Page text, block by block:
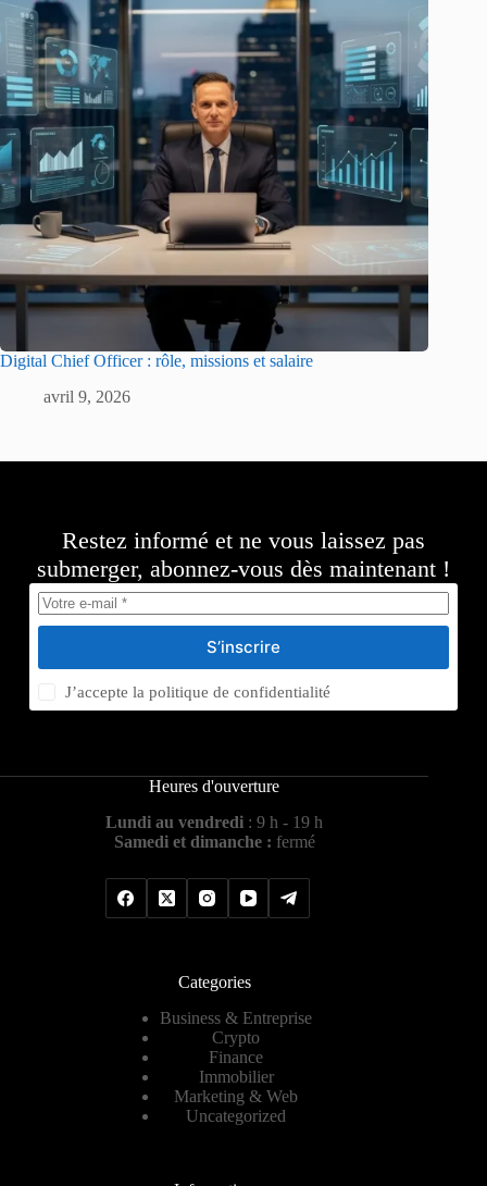
Digital Chief Officer : rôle, missions et salaire
avril 9, 2026
Restez informé et ne vous laissez pas
submerger, abonnez-vous dès maintenant !
S’inscrire
J’accepte lapolitique de confidentialité
Heures d'ouverture
Lundi au vendredi : 9 h - 19 h
Samedi et dimanche : fermé
Categories
Business & Entreprise
Crypto
Finance
Immobilier
Marketing & Web
Uncategorized